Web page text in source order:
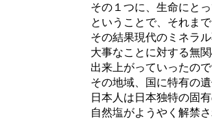
その１つに、生命にとっ
ということで、それまで
その結果現代のミネラル
大事なことに対する無関
出来上がっていったので
その地域、国に特有の遺
日本人は日本独特の固有
自然塩がようやく解禁さ